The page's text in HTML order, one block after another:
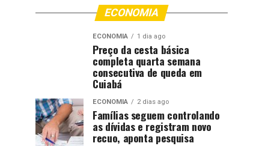
ECONOMIA
ECONOMIA 1 dia ago
Preço da cesta básica
completa quarta semana
consecutiva de queda em
Cuiabá
ECONOMIA 2 dias ago
Famílias seguem controlando
as dívidas e registram novo
recuo, aponta pesquisa